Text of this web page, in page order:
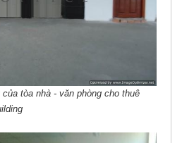
tòa nhà - văn phòng cho thuê